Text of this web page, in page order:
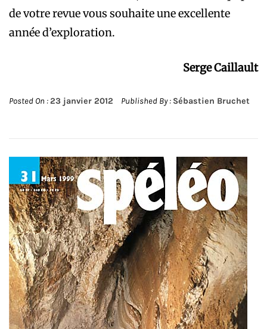
de votre revue vous souhaite une excellente
année d’exploration.
Serge Caillault
Posted On :23 janvier 2012 Published By : Sébastien Bruchet